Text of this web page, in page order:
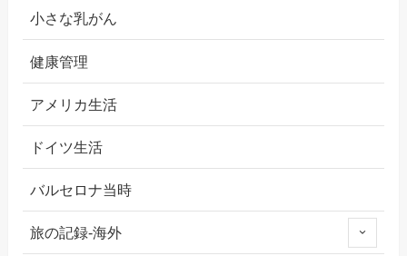
小さな乳がん
健康管理
アメリカ生活
ドイツ生活
バルセロナ当時
旅の記録-海外